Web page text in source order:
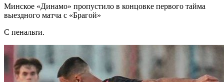
Минское «Динамо» пропустило в концовке первого тайма
выездного матча с «Брагой»
С пенальти.